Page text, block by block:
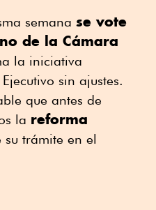
semana se vote
de la Cámara
la iniciativa
sin ajustes.
que antes de
la reforma
su trámite en el